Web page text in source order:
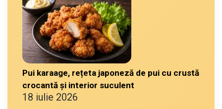
Pui karaage, rețeta japoneză de pui cu crustă
crocantă și interior suculent
18 iulie 2026